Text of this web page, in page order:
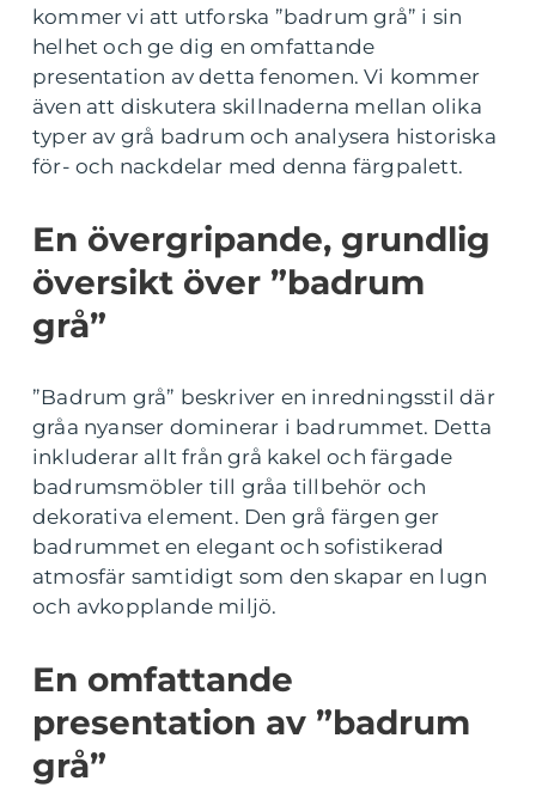
kommer vi att utforska ”badrum grå” i sin
helhet och ge dig en omfattande
presentation av detta fenomen. Vi kommer
även att diskutera skillnaderna mellan olika
typer av grå badrum och analysera historiska
för- och nackdelar med denna färgpalett.
En övergripande, grundlig
översikt över ”badrum
grå”
”Badrum grå” beskriver en inredningsstil där
gråa nyanser dominerar i badrummet. Detta
inkluderar allt från grå kakel och färgade
badrumsmöbler till gråa tillbehör och
dekorativa element. Den grå färgen ger
badrummet en elegant och sofistikerad
atmosfär samtidigt som den skapar en lugn
och avkopplande miljö.
En omfattande
presentation av ”badrum
grå”